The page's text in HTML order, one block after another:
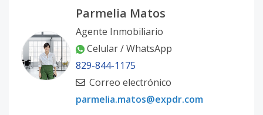
Parmelia Matos
Agente Inmobiliario
Celular / WhatsApp
829-844-1175
Correo electrónico
parmelia.matos@expdr.com